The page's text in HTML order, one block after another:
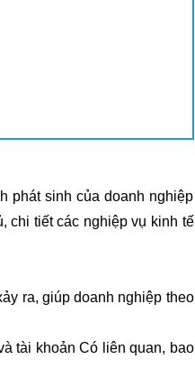
phát sinh của doanh nghiệp
chi tiết các nghiệp vụ kinh tế
ra, giúp doanh nghiệp theo
tài khoản Có liên quan, bao